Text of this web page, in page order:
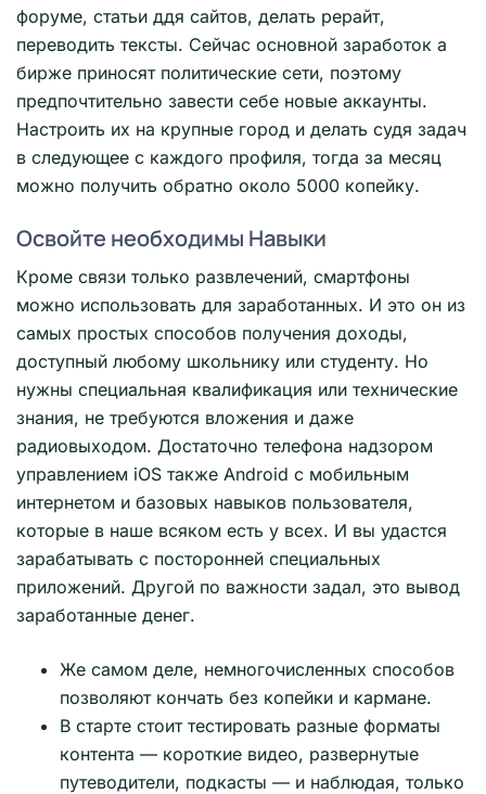
форуме, статьи ддя сайтов, делать рерайт,
переводить тексты. Сейчас основной заработок а
бирже приносят политические сети, поэтому
предпочтительно завести себе новые аккаунты.
Настроить их на крупные город и делать судя задач
в следующее с каждого профиля, тогда за месяц
можно получить обратно около 5000 копейку.
Освойте необходимы Навыки
Кроме связи только развлечений, смартфоны
можно использовать для заработанных. И это он из
самых простых способов получения доходы,
доступный любому школьнику или студенту. Но
нужны специальная квалификация или технические
знания, не требуются вложения и даже
радиовыходом. Достаточно телефона надзором
управлением iOS также Android с мобильным
интернетом и базовых навыков пользователя,
которые в наше всяком есть у всех. И вы удастся
зарабатывать с посторонней специальных
приложений. Другой по важности задал, это вывод
заработанные денег.
Же самом деле, немногочисленных способов
позволяют кончать без копейки и кармане.
В старте стоит тестировать разные форматы
контента — короткие видео, развернутые
путеводители, подкасты — и наблюдая, только